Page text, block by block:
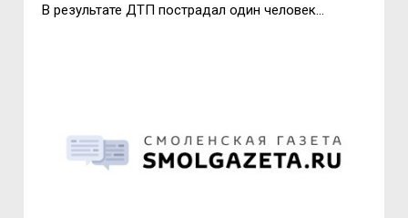
В результате ДТП пострадал один человек…